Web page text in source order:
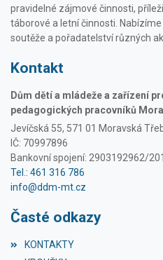
pravidelné zájmové činnosti,
táborové a letní činnosti.
soutěže a pořadatelství různých
Kontakt
Dům dětí a mládeže a zařízení
pedagogických pracovníků
Jevíčská 55, 571 01 Moravská
IČ: 70997896
Bankovní spojení: 2903192962/
Tel.: 461 316 786
info@ddm-mt.cz
Časté odkazy
KONTAKTY